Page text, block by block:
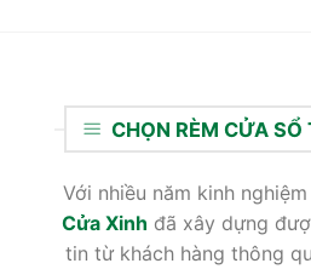
CHỌN RÈM CỬA SỔ
Với nhiều năm kinh
Cửa Xinh đã xây dựng
tin từ khách hàng thông